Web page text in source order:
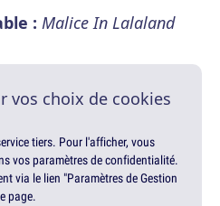
: Malice In Lalaland
vos choix de cookies
tiers. Pour l'afficher, vous
vos paramètres de confidentialité.
via le lien "Paramètres de Gestion
page.